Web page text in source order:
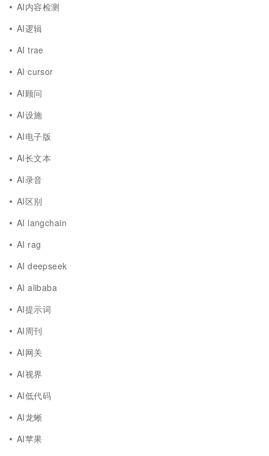
AI内容检测
AI逻辑
AI trae
AI cursor
AI顾问
AI设施
AI电子版
AI长文本
AI录音
AI区别
AI langchain
AI rag
AI deepseek
AI alibaba
AI提示词
AI周刊
AI网关
AI视界
AI低代码
AI龙蜥
AI苹果